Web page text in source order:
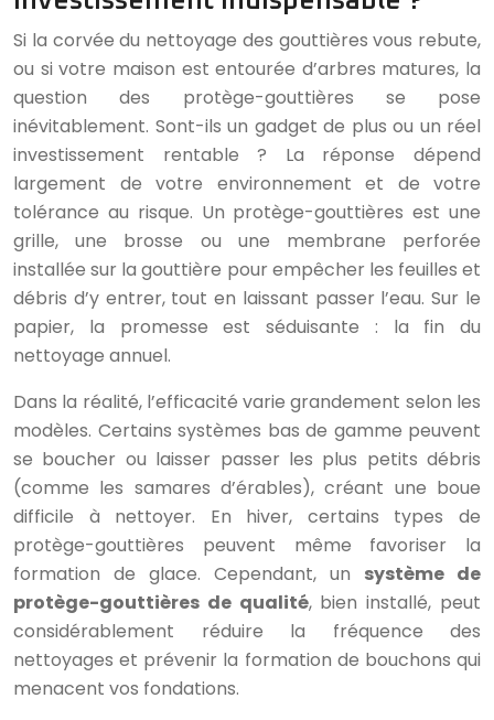
Si la corvée du nettoyage des gouttières vous rebute,
ou si votre maison est entourée d’arbres matures, la
question des protège-gouttières se pose
inévitablement. Sont-ils un gadget de plus ou un réel
investissement rentable ? La réponse dépend
largement de votre environnement et de votre
tolérance au risque. Un protège-gouttières est une
grille, une brosse ou une membrane perforée
installée sur la gouttière pour empêcher les feuilles et
débris d’y entrer, tout en laissant passer l’eau. Sur le
papier, la promesse est séduisante : la fin du
nettoyage annuel.
Dans la réalité, l’efficacité varie grandement selon les
modèles. Certains systèmes bas de gamme peuvent
se boucher ou laisser passer les plus petits débris
(comme les samares d’érables), créant une boue
difficile à nettoyer. En hiver, certains types de
protège-gouttières peuvent même favoriser la
formation de glace. Cependant, un système de
protège-gouttières de qualité, bien installé, peut
considérablement réduire la fréquence des
nettoyages et prévenir la formation de bouchons qui
menacent vos fondations.